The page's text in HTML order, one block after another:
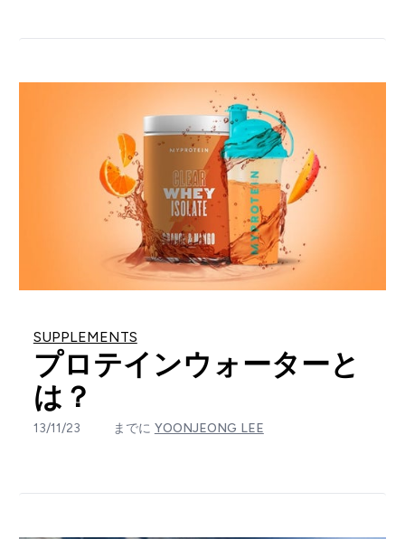
SUPPLEMENTS
プロテインウォーターと
は？
13/11/23 までに YOONJEONG LEE